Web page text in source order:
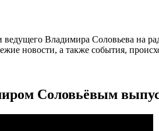
Владимира Соловьева на
новости, а также события,
Соловьёвым